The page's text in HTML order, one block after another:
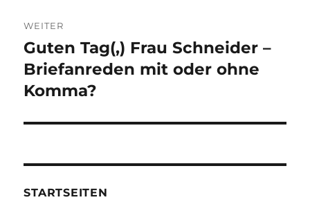
WEITER
Nächster
Beitrag:
Guten Tag(,) Frau Schneider –
Briefanreden mit oder ohne
Komma?
STARTSEITEN